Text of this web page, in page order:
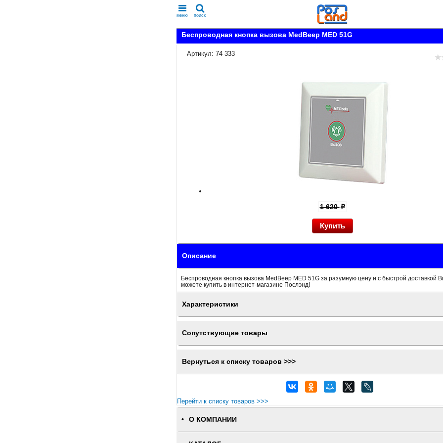
меню поиск
Беспроводная кнопка вызова MedBeep MED 51G
Артикул: 74 333
1 620p
Описание
Беспроводная кнопка вызова MedBeep MED 51G за разумную цену и с быстрой доставкой
можете купить в интернет-магазине Послэнд!
Характеристики
Сопутствующие товары
Вернуться к списку товаров >>>
Перейти к списку товаров >>>
О КОМПАНИИ